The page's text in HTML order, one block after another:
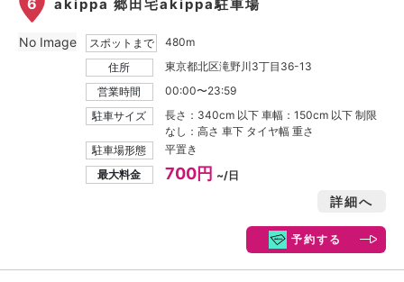
akippa 郷田宅akippa駐車場
スポットまで
480m
住所
東京都北区滝野川3丁目36-13
営業時間
00:00〜23:59
駐車サイズ
長さ：340cm 以下 車幅：150cm 以下 制限
なし：高さ 車下 タイヤ幅 重さ
駐車場形態
平置き
最大料金
700円 ~/日
詳細へ
予約する
No Image